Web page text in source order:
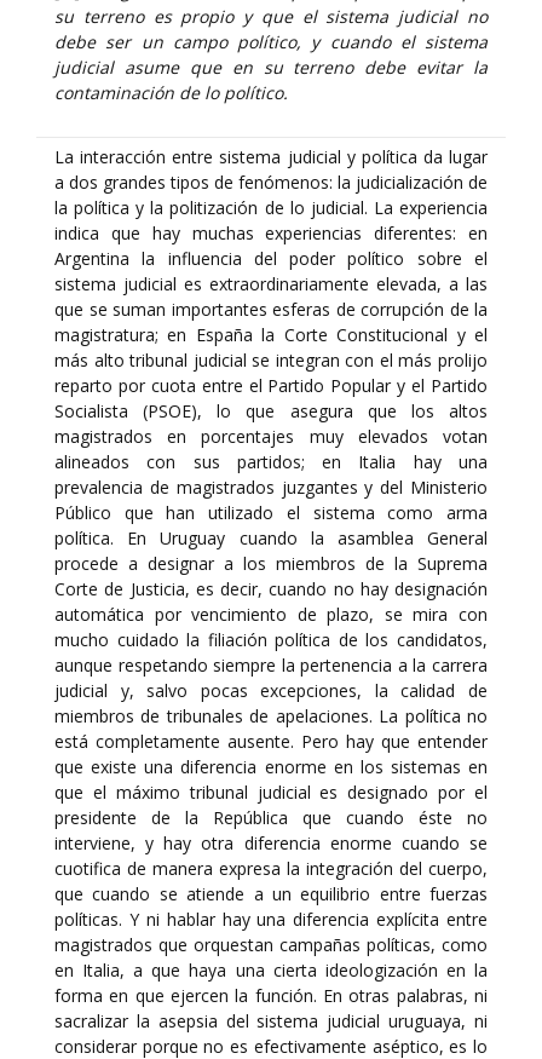
su terreno es propio y que el sistema judicial no
debe ser un campo político, y cuando el sistema
judicial asume que en su terreno debe evitar la
contaminación de lo político.
La interacción entre sistema judicial y política da lugar
a dos grandes tipos de fenómenos: la judicialización de
la política y la politización de lo judicial. La experiencia
indica que hay muchas experiencias diferentes: en
Argentina la influencia del poder político sobre el
sistema judicial es extraordinariamente elevada, a las
que se suman importantes esferas de corrupción de la
magistratura; en España la Corte Constitucional y el
más alto tribunal judicial se integran con el más prolijo
reparto por cuota entre el Partido Popular y el Partido
Socialista (PSOE), lo que asegura que los altos
magistrados en porcentajes muy elevados votan
alineados con sus partidos; en Italia hay una
prevalencia de magistrados juzgantes y del Ministerio
Público que han utilizado el sistema como arma
política. En Uruguay cuando la asamblea General
procede a designar a los miembros de la Suprema
Corte de Justicia, es decir, cuando no hay designación
automática por vencimiento de plazo, se mira con
mucho cuidado la filiación política de los candidatos,
aunque respetando siempre la pertenencia a la carrera
judicial y, salvo pocas excepciones, la calidad de
miembros de tribunales de apelaciones. La política no
está completamente ausente. Pero hay que entender
que existe una diferencia enorme en los sistemas en
que el máximo tribunal judicial es designado por el
presidente de la República que cuando éste no
interviene, y hay otra diferencia enorme cuando se
cuotifica de manera expresa la integración del cuerpo,
que cuando se atiende a un equilibrio entre fuerzas
políticas. Y ni hablar hay una diferencia explícita entre
magistrados que orquestan campañas políticas, como
en Italia, a que haya una cierta ideologización en la
forma en que ejercen la función. En otras palabras, ni
sacralizar la asepsia del sistema judicial uruguaya, ni
considerar porque no es efectivamente aséptico, es lo